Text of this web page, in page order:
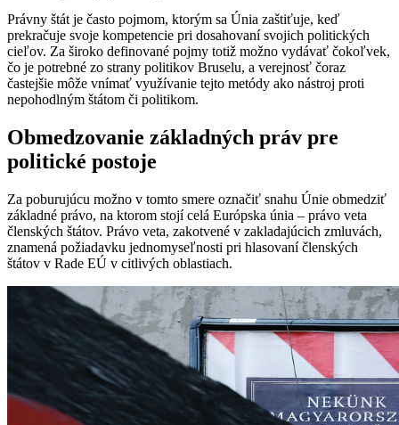
Právny štát je často pojmom, ktorým sa Únia zaštiťuje, keď
prekračuje svoje kompetencie pri dosahovaní svojich politických
cieľov. Za široko definované pojmy totiž možno vydávať čokoľvek,
čo je potrebné zo strany politikov Bruselu, a verejnosť čoraz
častejšie môže vnímať využívanie tejto metódy ako nástroj proti
nepohodlným štátom či politikom.
Obmedzovanie základných práv pre
politické postoje
Za poburujúcu možno v tomto smere označiť snahu Únie obmedziť
základné právo, na ktorom stojí celá Európska únia – právo veta
členských štátov. Právo veta, zakotvené v zakladajúcich zmluvách,
znamená požiadavku jednomyseľnosti pri hlasovaní členských
štátov v Rade EÚ v citlivých oblastiach.